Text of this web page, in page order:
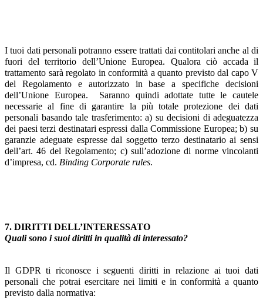
I tuoi dati personali potranno essere trattati dai contitolari anche al di
fuori del territorio dell’Unione Europea. Qualora ciò accada il
trattamento sarà regolato in conformità a quanto previsto dal capo V
del Regolamento e autorizzato in base a specifiche decisioni
dell’Unione Europea. Saranno quindi adottate tutte le cautele
necessarie al fine di garantire la più totale protezione dei dati
personali basando tale trasferimento: a) su decisioni di adeguatezza
dei paesi terzi destinatari espressi dalla Commissione Europea; b) su
garanzie adeguate espresse dal soggetto terzo destinatario ai sensi
dell’art. 46 del Regolamento; c) sull’adozione di norme vincolanti
d’impresa, cd. Binding Corporate rules.
7. DIRITTI DELL’INTERESSATO
Quali sono i suoi diritti in qualità di interessato?
Il GDPR ti riconosce i seguenti diritti in relazione ai tuoi dati
personali che potrai esercitare nei limiti e in conformità a quanto
previsto dalla normativa: